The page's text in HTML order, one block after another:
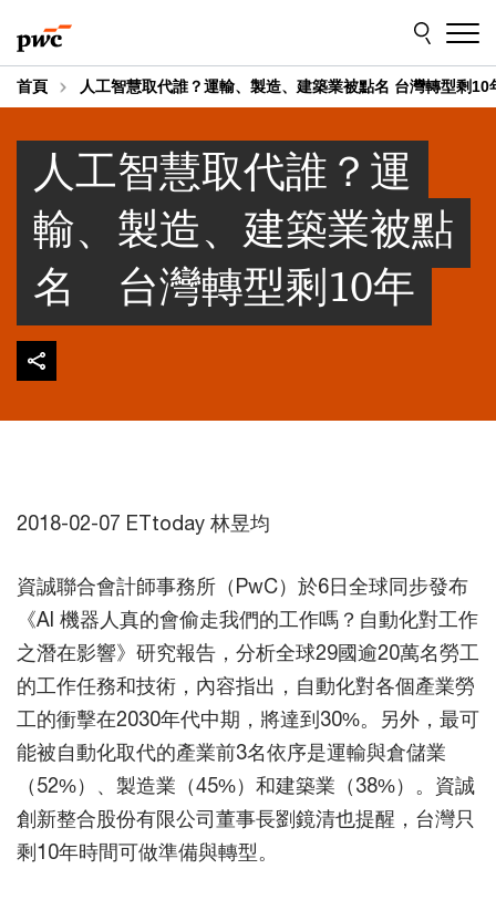
to
content
to
footer
首頁 人工智慧取代誰？運輸、製造、建築業被點名 台灣轉型剩10
人工智慧取代誰？運
輸、製造、建築業被點
名 台灣轉型剩10年
2018-02-07 ETtoday 林昱均
資誠聯合會計師事務所（PwC）於6日全球同步發布
《AI 機器人真的會偷走我們的工作嗎？自動化對工作
之潛在影響》研究報告，分析全球29國逾20萬名勞工
的工作任務和技術，內容指出，自動化對各個產業勞
工的衝擊在2030年代中期，將達到30%。另外，最可
能被自動化取代的產業前3名依序是運輸與倉儲業
（52%）、製造業（45%）和建築業（38%）。資誠
創新整合股份有限公司董事長劉鏡清也提醒，台灣只
剩10年時間可做準備與轉型。